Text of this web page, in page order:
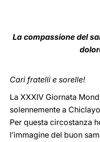
La compassione del
Cari fratelli e sorelle!
La XXXIV Giornata
solennemente a
Per questa circostanza
l’immagine del buon